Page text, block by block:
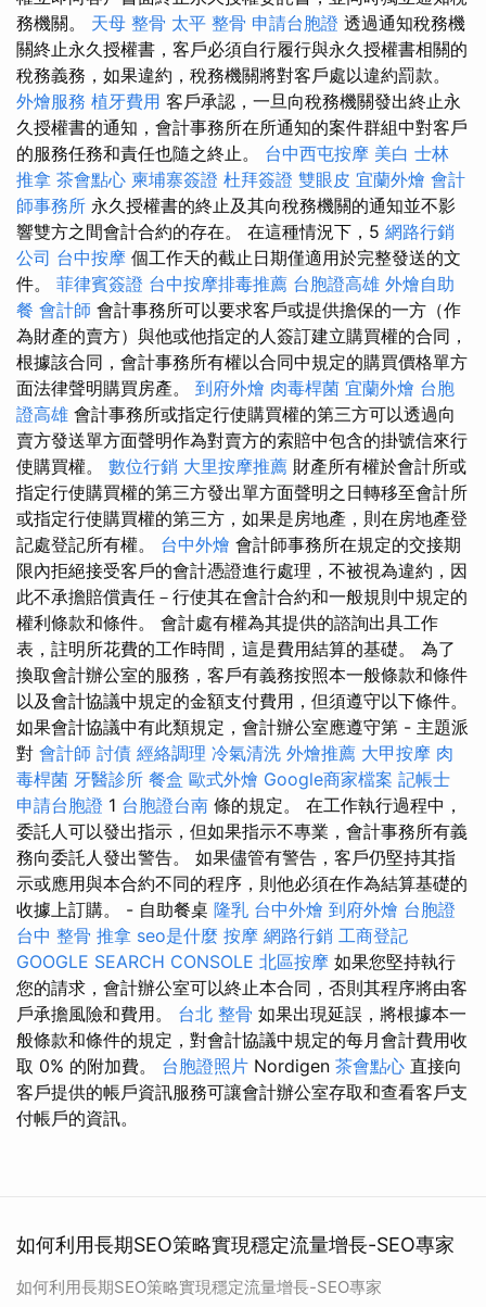
務機關。 天母 整骨 太平 整骨 申請台胞證 透過通知稅務機
關終止永久授權書，客戶必須自行履行與永久授權書相關的
稅務義務，如果違約，稅務機關將對客戶處以違約罰款。
外燴服務 植牙費用 客戶承認，一旦向稅務機關發出終止永
久授權書的通知，會計事務所在所通知的案件群組中對客戶
的服務任務和責任也隨之終止。 台中西屯按摩 美白 士林
推拿 茶會點心 柬埔寨簽證 杜拜簽證 雙眼皮 宜蘭外燴 會計
師事務所 永久授權書的終止及其向稅務機關的通知並不影
響雙方之間會計合約的存在。 在這種情況下，5 網路行銷
公司 台中按摩 個工作天的截止日期僅適用於完整發送的文
件。 菲律賓簽證 台中按摩排毒推薦 台胞證高雄 外燴自助
餐 會計師 會計事務所可以要求客戶或提供擔保的一方（作
為財產的賣方）與他或他指定的人簽訂建立購買權的合同，
根據該合同，會計事務所有權以合同中規定的購買價格單方
面法律聲明購買房產。 到府外燴 肉毒桿菌 宜蘭外燴 台胞
證高雄 會計事務所或指定行使購買權的第三方可以透過向
賣方發送單方面聲明作為對賣方的索賠中包含的掛號信來行
使購買權。 數位行銷 大里按摩推薦 財產所有權於會計所或
指定行使購買權的第三方發出單方面聲明之日轉移至會計所
或指定行使購買權的第三方，如果是房地產，則在房地產登
記處登記所有權。 台中外燴 會計師事務所在規定的交接期
限內拒絕接受客戶的會計憑證進行處理，不被視為違約，因
此不承擔賠償責任－行使其在會計合約和一般規則中規定的
權利條款和條件。 會計處有權為其提供的諮詢出具工作
表，註明所花費的工作時間，這是費用結算的基礎。 為了
換取會計辦公室的服務，客戶有義務按照本一般條款和條件
以及會計協議中規定的金額支付費用，但須遵守以下條件。
如果會計協議中有此類規定，會計辦公室應遵守第 - 主題派
對 會計師 討債 經絡調理 冷氣清洗 外燴推薦 大甲按摩 肉
毒桿菌 牙醫診所 餐盒 歐式外燴 Google商家檔案 記帳士
申請台胞證 1 台胞證台南 條的規定。 在工作執行過程中，
委託人可以發出指示，但如果指示不專業，會計事務所有義
務向委託人發出警告。 如果儘管有警告，客戶仍堅持其指
示或應用與本合約不同的程序，則他必須在作為結算基礎的
收據上訂購。 - 自助餐桌 隆乳 台中外燴 到府外燴 台胞證
台中 整骨 推拿 seo是什麼 按摩 網路行銷 工商登記
GOOGLE SEARCH CONSOLE 北區按摩 如果您堅持執行
您的請求，會計辦公室可以終止本合同，否則其程序將由客
戶承擔風險和費用。 台北 整骨 如果出現延誤，將根據本一
般條款和條件的規定，對會計協議中規定的每月會計費用收
取 0% 的附加費。 台胞證照片 Nordigen 茶會點心 直接向
客戶提供的帳戶資訊服務可讓會計辦公室存取和查看客戶支
付帳戶的資訊。
如何利用長期SEO策略實現穩定流量增長-SEO專家
如何利用長期SEO策略實現穩定流量增長-SEO專家